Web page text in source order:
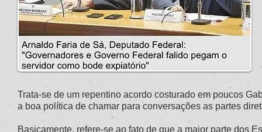
Trata-se de um repentino acordo costurado em poucos
a boa política de chamar para conversações as partes
Basicamente, refere-se ao fato de que a maior parte dos